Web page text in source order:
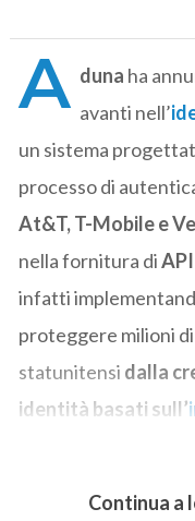
A duna ha
avanti nell’
un sistema
processo di
At&T, T-Mobile e
nella fornitura di
infatti
proteggere milioni
statunitensi dalla
identità basati sull’
Continua a